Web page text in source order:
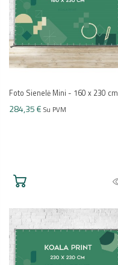
Foto Sienelė Mini - 160 x 230 cm
284,35 € Su PVM